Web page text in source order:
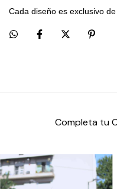
Cada diseño es exclusivo de
Completa tu